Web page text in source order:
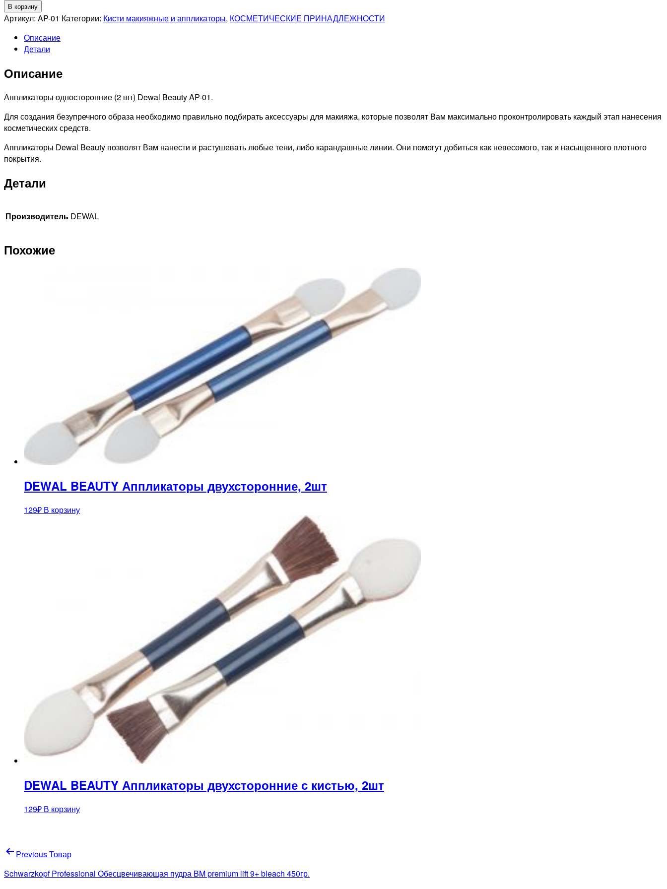
товара
DEWAL
Аппликаторы
односторонние,
В корзину
Артикул: AP-01 Категории: Кисти макияжные и аппликаторы, КОСМЕТИЧЕСКИЕ ПРИНАДЛЕЖНОСТИ
Описание
Детали
Описание
Аппликаторы односторонние (2 шт) Dewal Beauty AP-01.
Для создания безупречного образа необходимо правильно подбирать аксессуары для макияжа, которые позволят Вам максимально проконтролировать каждый этап нанесения
косметических средств.
Аппликаторы Dewal Beauty позволят Вам нанести и растушевать любые тени, либо карандашные линии. Они помогут добиться как невесомого, так и насыщенного плотного
покрытия.
Детали
Производитель DEWAL
Похожие
DEWAL BEAUTY Аппликаторы двухсторонние, 2шт
129₽ В корзину
DEWAL BEAUTY Аппликаторы двухсторонние с кистью, 2шт
129₽ В корзину
Навигация
по
Previous Товар
Schwarzkopf Professional Обесцвечивающая пудра BM premium lift 9+ bleach 450гр.